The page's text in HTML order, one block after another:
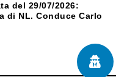
del 29/07/2026:
di NL. Conduce Carlo